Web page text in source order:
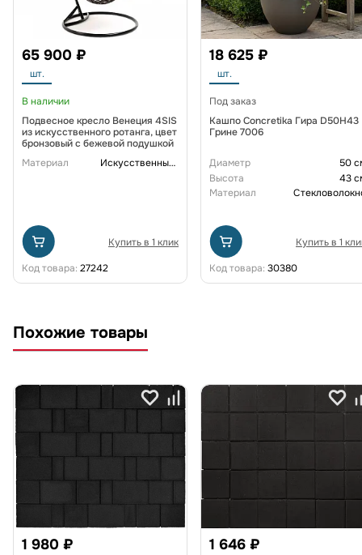
65 900 ₽
шт.
В наличии
Подвесное кресло Венеция 4SIS
из искусственного ротанга, цвет
бронзовый с бежевой подушкой
Материал
Искусственный ротанг
Купить в 1 клик
Код товара: 27242
18 625 ₽
шт.
Под заказ
Кашпо Concretika Гира D50H43
Грине 7006
Диаметр
50
Высота
43
Материал
Купить в 1
Код товара: 30380
Похожие товары
1 980 ₽ 1 646 ₽